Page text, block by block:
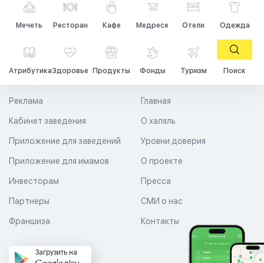
Мечеть Ресторан Кафе Медресе Отели Одежда
АтрибутикаЗдоровье Продукты Фонды Туризм Поиск
Главная
О халяль
Уровни доверия
Реклама
Кабинет заведения
Приложение для заведений
Приложение для имамов О проекте
Пресса
СМИ о нас
Контакты
Инвесторам
Партнеры
Франшиза
Загрузить на